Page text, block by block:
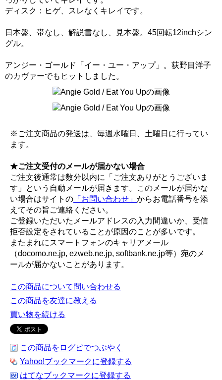
ディスク：ヒゲ、スレなくキレイです。
日本盤、帯なし、解説書なし、見本盤。45回転12inchシン
グル。
アンジー・ゴールド「イー・ユー・アップ」。荻野目洋子
のカヴァーでもヒットしました。
※ご注文商品の発送は、毎週水曜日、土曜日に行ってい
ます。
★ご注文受付のメールが届かない場合
ご注文後通常は数分以内に「ご注文ありがとうございま
す」という自動メールが届きます。このメールが届かな
い場合はサイトの 「お問い合わせ」 からお電話番号を添
えてその旨ご連絡ください。
ご登録いただいたメールアドレスの入力間違いか、受信
拒否設定をされていることが原因のことが多いです。
またまれにスマートフォンのキャリアメール
（docomo.ne.jp, ezweb.ne.jp, softbank.ne.jp等）宛のメ
ールが届かないことがあります。
この商品について問い合わせる
この商品を友達に教える
買い物を続ける
この商品をログピでつぶやく
Yahoo!ブックマークに登録する
はてなブックマークに登録する